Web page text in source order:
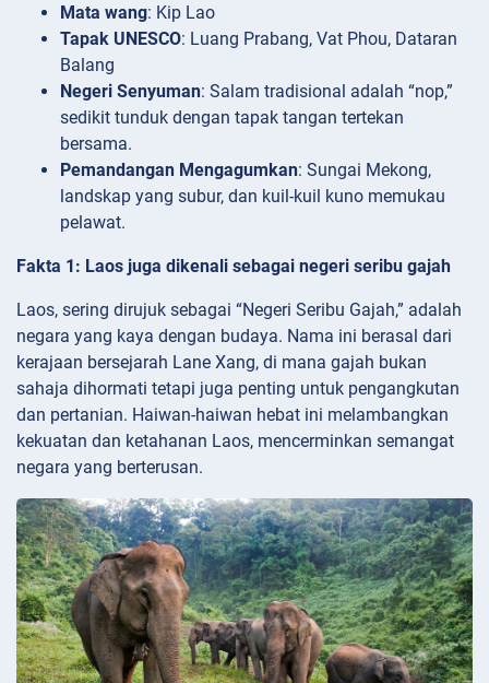
Mata wang: Kip Lao
Tapak UNESCO: Luang Prabang, Vat Phou, Dataran
Balang
Negeri Senyuman: Salam tradisional adalah “nop,”
sedikit tunduk dengan tapak tangan tertekan
bersama.
Pemandangan Mengagumkan: Sungai Mekong,
landskap yang subur, dan kuil-kuil kuno memukau
pelawat.
Fakta 1: Laos juga dikenali sebagai negeri seribu gajah
Laos, sering dirujuk sebagai “Negeri Seribu Gajah,” adalah
negara yang kaya dengan budaya. Nama ini berasal dari
kerajaan bersejarah Lane Xang, di mana gajah bukan
sahaja dihormati tetapi juga penting untuk pengangkutan
dan pertanian. Haiwan-haiwan hebat ini melambangkan
kekuatan dan ketahanan Laos, mencerminkan semangat
negara yang berterusan.